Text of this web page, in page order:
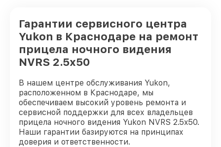
Гарантии сервисного центра
Yukon в Краснодаре на ремонт
прицела ночного видения
NVRS 2.5x50
В нашем центре обслуживания Yukon,
расположенном в Краснодаре, мы
обеспечиваем высокий уровень ремонта и
сервисной поддержки для всех владельцев
прицела ночного видения Yukon NVRS 2.5x50.
Наши гарантии базируются на принципах
доверия и ответственности.